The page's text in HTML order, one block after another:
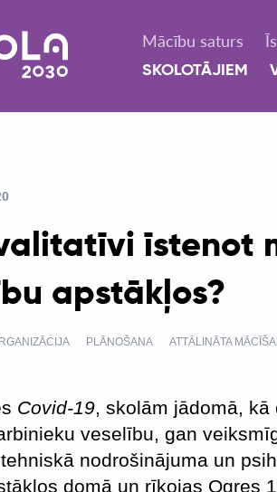
Mācību saturs
SKOLOTĀJIEM
īstenot
apstākļos?
PLĀNOŠANA ATTĀLINĀTA
Covid-19, skolām jādomā,
veselību, gan
nodrošinājuma un
domā un rīkojas Ogres